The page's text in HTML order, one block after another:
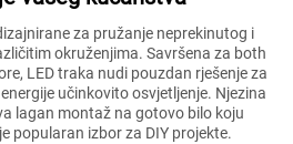
za pružanje neprekinutog i
okruženjima. Savršena za both
LED traka nudi pouzdan rješenje za
učinkovito osvjetljenje. Njezina
lagan montaž na gotovo bilo koju
popularan izbor za DIY projekte.